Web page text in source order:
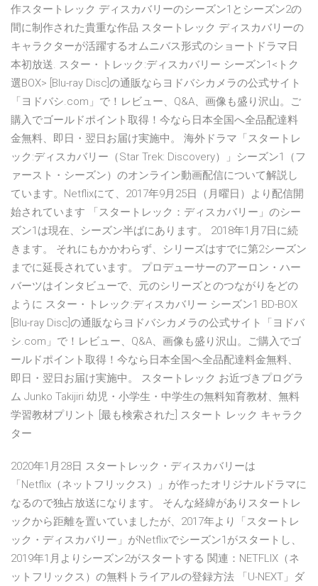
作スタートレック ディスカバリーのシーズン1とシーズン2の
間に制作された貴重な作品 スタートレック ディスカバリーの
キャラクターが活躍するオムニバス形式のショートドラマ日
本初放送. スター・トレック:ディスカバリー シーズン1<トク
選BOX> [Blu-ray Disc]の通販ならヨドバシカメラの公式サイト
「ヨドバシ.com」で！レビュー、Q&A、画像も盛り沢山。ご
購入でゴールドポイント取得！今なら日本全国へ全品配達料
金無料、即日・翌日お届け実施中。 海外ドラマ「スタートレ
ック:ディスカバリー（Star Trek: Discovery）」シーズン1（フ
ァースト・シーズン）のオンライン動画配信について解説し
ています。Netflixにて、2017年9月25日（月曜日）より配信開
始されています 「スタートレック：ディスカバリー」のシー
ズン1は現在、シーズン半ばにあります。 2018年1月7日に続
きます。 それにもかかわらず、シリーズはすでに第2シーズン
までに延長されています。 プロデューサーのアーロン・ハー
バーツはインタビューで、元のシリーズとのつながりをどの
ように スター・トレック:ディスカバリー シーズン1 BD-BOX
[Blu-ray Disc]の通販ならヨドバシカメラの公式サイト「ヨドバ
シ.com」で！レビュー、Q&A、画像も盛り沢山。ご購入でゴ
ールドポイント取得！今なら日本全国へ全品配達料金無料、
即日・翌日お届け実施中。 スタートレック お近づきプログラ
ム Junko Takijiri 幼児・小学生・中学生の無料知育教材、無料
学習教材プリント [最も検索された] スタート レック キャラク
ター
2020年1月28日 スタートレック・ディスカバリーは
「Netflix（ネットフリックス）」が作ったオリジナルドラマに
なるので独占放送になります。 そんな経緯がありスタートレ
ックから距離を置いていましたが、2017年より「スタートレ
ック・ディスカバリー」がNetflixでシーズン1がスタートし、
2019年1月よりシーズン2がスタートする 関連：NETFLIX（ネ
ットフリックス）の無料トライアルの登録方法 「U-NEXT」ダ